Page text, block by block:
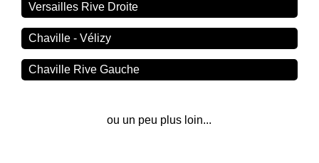
Versailles Rive Droite
Chaville - Vélizy
Chaville Rive Gauche
ou un peu plus loin...